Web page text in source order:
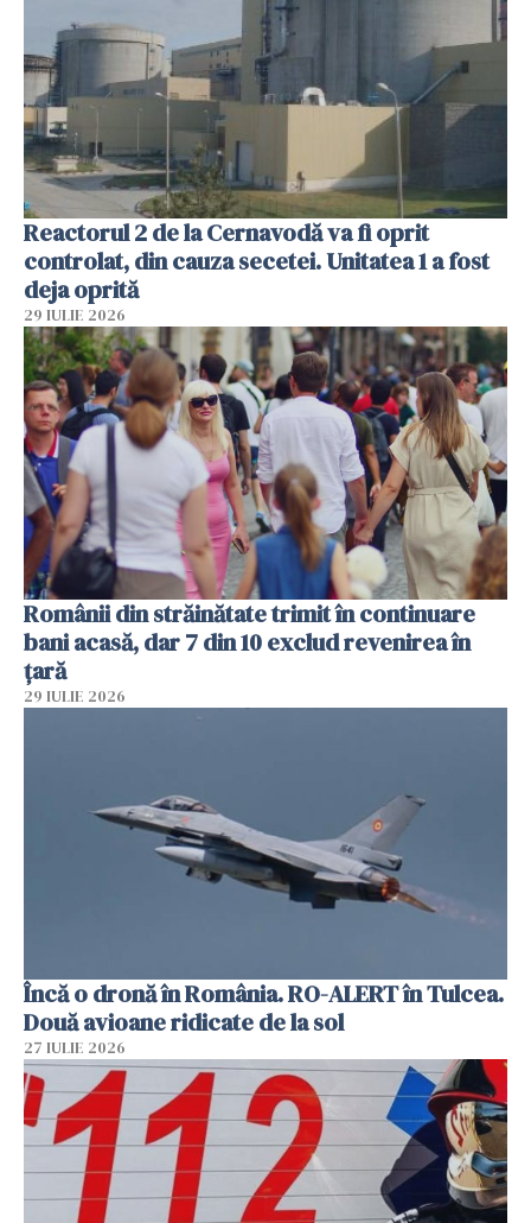
Reactorul 2 de la Cernavodă va fi oprit
controlat, din cauza secetei. Unitatea 1 a fost
deja oprită
29 IULIE 2026
Românii din străinătate trimit în continuare
bani acasă, dar 7 din 10 exclud revenirea în
țară
29 IULIE 2026
Încă o dronă în România. RO-ALERT în Tulcea.
Două avioane ridicate de la sol
27 IULIE 2026